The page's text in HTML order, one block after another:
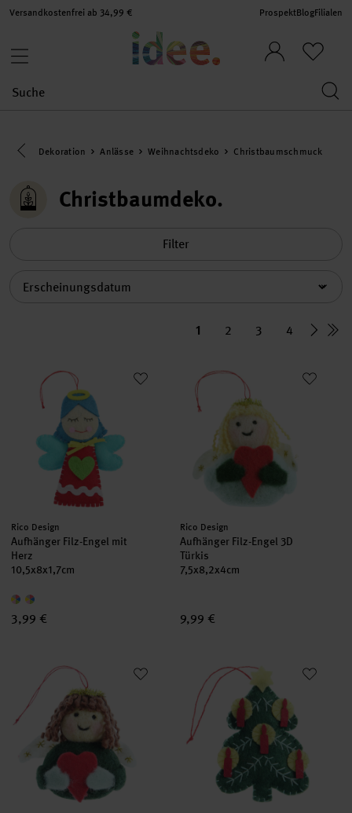
Versandkostenfrei ab 34,99 € ProspektBlogFilialen
Eine Kategorie zurück navigieren
Dekoration Anlässe Weihnachtsdeko Christbaumschmuck
Christbaumdeko
Filter
1 2 3 4
Aufhänger Filz-Engel mit Herz
Hersteller:
Rico Design
Aufhänger Filz-Engel mit
Herz
10,5x8x1,7cm
3,99 €
Aufhänger Filz-Engel 3D Türkis
Hersteller:
Rico Design
Aufhänger Filz-Engel 3D
Türkis
7,5x8,2x4cm
9,99 €
Aufhänger Filz-Engel 3D DunkelgrünAufhänger Filz-Tanne mit